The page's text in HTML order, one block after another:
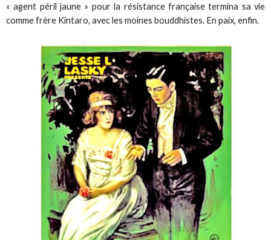
« agent péril jaune » pour la résistance française termina sa vie
comme frère Kintaro, avec les moines bouddhistes. En paix, enfin.